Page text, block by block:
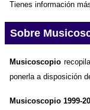
Tienes información
Sobre
Musicoscopio
ponerla a disposición
Musicoscopio 1999-